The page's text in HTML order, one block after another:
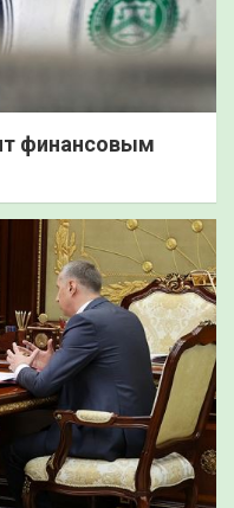
финансовым